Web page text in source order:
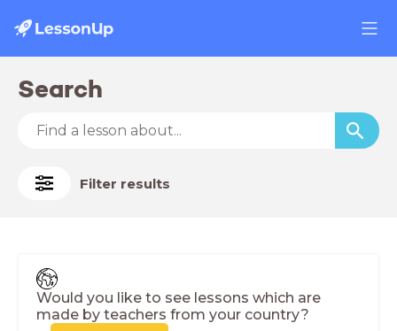
Search
Filter results
Would you like to see lessons which are
made by teachers from your country?